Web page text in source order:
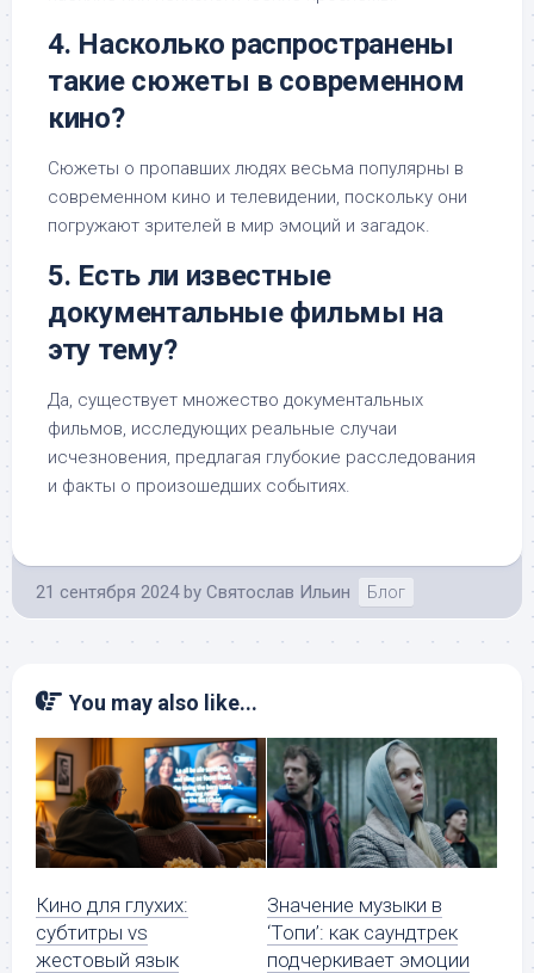
4. Насколько распространены
такие сюжеты в современном
кино?
Сюжеты о пропавших людях весьма популярны в
современном кино и телевидении, поскольку они
погружают зрителей в мир эмоций и загадок.
5. Есть ли известные
документальные фильмы на
эту тему?
Да, существует множество документальных
фильмов, исследующих реальные случаи
исчезновения, предлагая глубокие расследования
и факты о произошедших событиях.
21 сентября 2024 by Святослав Ильин Блог
You may also like...
Кино для глухих:
субтитры vs
жестовый язык
Значение музыки в
‘Топи’: как саундтрек
подчеркивает эмоции